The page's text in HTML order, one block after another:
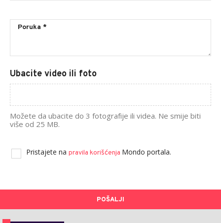
Ubacite video ili foto
Možete da ubacite do 3 fotografije ili videa. Ne smije biti
više od 25 MB.
Pristajete na pravila korišćenja Mondo portala.
POŠALJI